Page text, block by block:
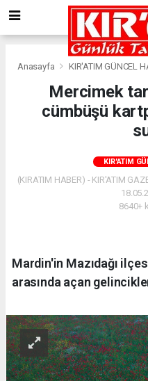
Anasayfa KIR'ATIM GÜNCEL
Mercimek
cümbüşü
KIR'ATIM
(KIRATIM HABER) - KIR'ATIM
8640+
Mardin'in Mazıdağı
arasında açan